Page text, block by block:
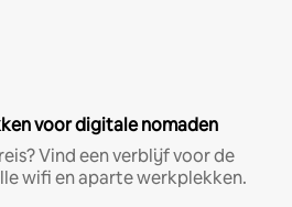
voor digitale nomaden
Vind een verblijf voor de
wifi en aparte werkplekken.